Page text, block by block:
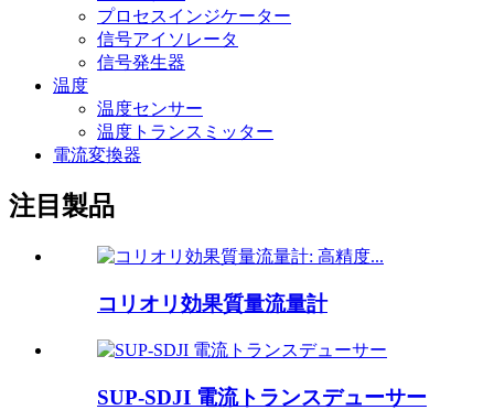
プロセスインジケーター
信号アイソレータ
信号発生器
温度
温度センサー
温度トランスミッター
電流変換器
注目製品
コリオリ効果質量流量計
SUP-SDJI 電流トランスデューサー